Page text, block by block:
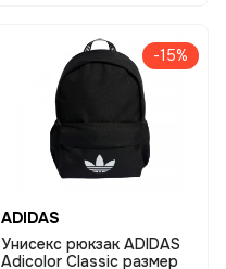
-15%
ADIDAS
Унисекс рюкзак ADIDAS
Adicolor Classic размер